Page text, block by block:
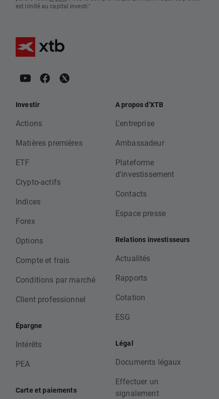
est limité au capital investi."
Investir
Actions
Matières premières
ETF
Crypto-actifs
Indices
Forex
Options
Compte et frais
Conditions par marché
Client professionnel
Épargne
Intérêts
PEA
Carte et paiements
A propos d'XTB
L'entreprise
Ambassadeur
Plateforme
d'investissement
Contacts
Espace presse
Relations investisseurs
Actualités
Rapports
Cotation
ESG
Légal
Documents légaux
Effectuer un
signalement